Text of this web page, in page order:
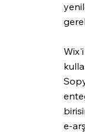
Wix'i
e-